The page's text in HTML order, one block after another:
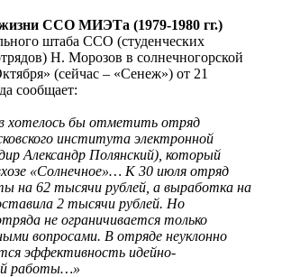
ССО МИЭТа (1979-1980 гг.)
штаба ССО (студенческих
Н. Морозов в солнечногорской
(сейчас – «Сенеж») от 21
сообщает:
хотелось бы отметить отряд
института электронной
Александр Полянский), который
«Солнечное»… К 30 июля отряд
на 62 тысячи рублей, а выработка на
2 тысячи рублей. Но
не ограничивается только
вопросами. В отряде неуклонно
эффективность идейно-
работы…»